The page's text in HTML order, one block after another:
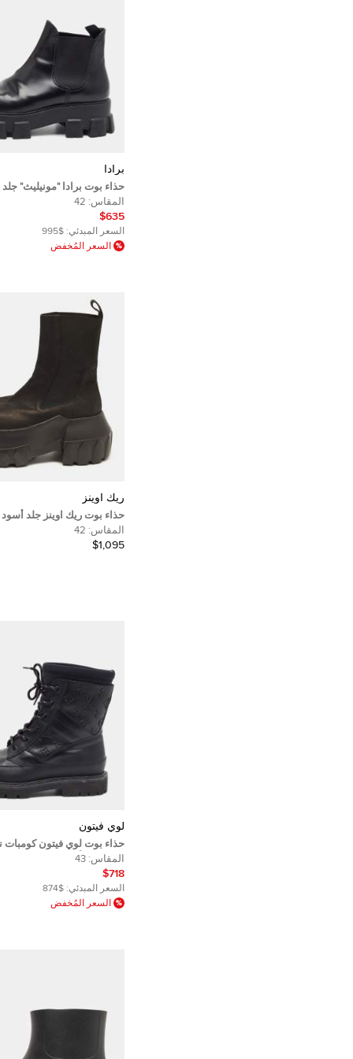
برادا
حذاء بوت برادا "مونيليث"
42
المقاس: 42
$635
السعر المبدئي: $995
السعر المُخفض
ريك اوينز
حذاء بوت ريك اوينز جلد أسود
مقاس 41
المقاس: 42
$1,095
لوي فيتون
حذاء بوت لوي فيتون كومبات
مونوغرام أسود منظر طبيعي
المقاس: 43
$718
السعر المبدئي: $874
السعر المُخفض